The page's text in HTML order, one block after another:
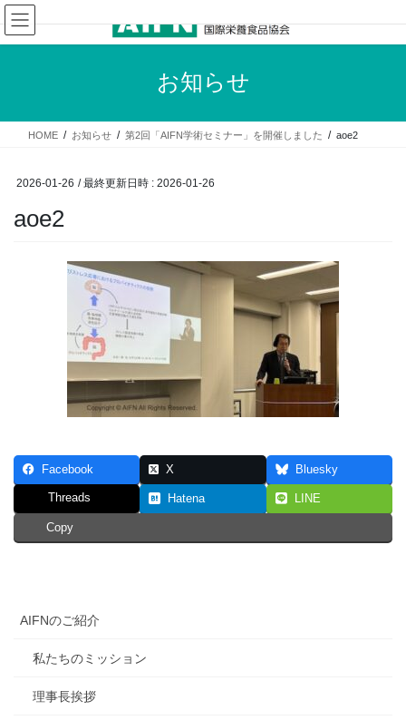
コ
ン
テ
ス
ナ
ビ
ゲ
ン
お知らせ
HOME お知らせ 第2回「AIFN学術セミナー」を開催しました aoe2
2026-01-26 / 最終更新日時 : 2026-01-26
aoe2
Facebook X Bluesky
Threads Hatena LINE
Copy
AIFNのご紹介
私たちのミッション
理事長挨拶